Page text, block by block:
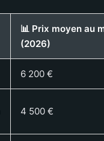
📊 Prix moyen au
(2026)
6 200 €
4 500 €